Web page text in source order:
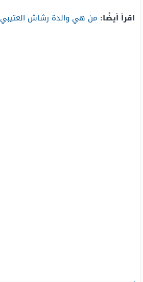
اقرأ أيضًا: من هي والدة رشاش العتيبي